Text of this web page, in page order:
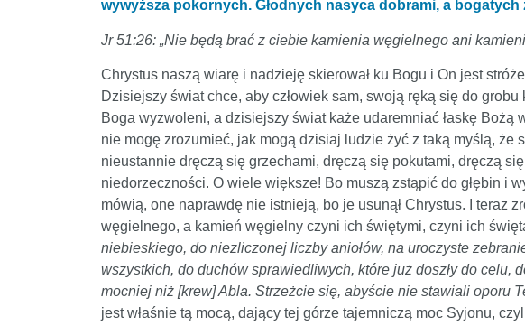
wywyższa pokornych. Głodnych nasyca dobrami, a bogatych
Jr 51:26: „Nie będą brać z ciebie kamienia węgielnego ani
Chrystus naszą wiarę i nadzieję skierował ku Bogu i On jest
Dzisiejszy świat chce, aby człowiek sam, swoją ręką się do
Boga wyzwoleni, a dzisiejszy świat każe udaremniać łaskę Bożą
nie mogę zrozumieć, jak mogą dzisiaj ludzie żyć z taką myślą, że
nieustannie dręczą się grzechami, dręczą się pokutami, dręczą
niedorzeczności. O wiele większe! Bo muszą zstąpić do głębin i
mówią, one naprawdę nie istnieją, bo je usunął Chrystus. I teraz
węgielnego, a kamień węgielny czyni ich świętymi, czyni ich
niebieskiego, do niezliczonej liczby aniołów, na uroczyste
wszystkich, do duchów sprawiedliwych, które już doszły do
mocniej niż [krew] Abla. Strzeżcie się, abyście nie stawiali oporu
jest właśnie tą mocą, dający tej górze tajemniczą moc Syjonu,